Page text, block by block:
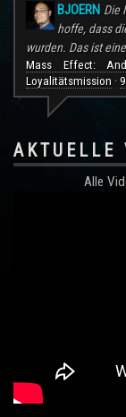
BJOERN Die
hoffe, dass
wurden. Das ist
Mass Effect:
Loyalitätsmission ·
AKTUELLE
Alle